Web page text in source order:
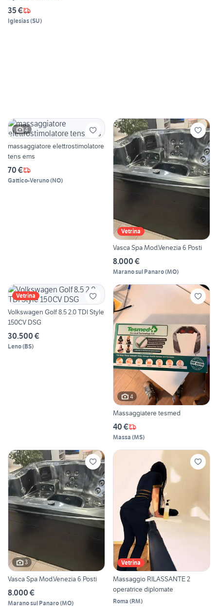
35 €
Iglesias(SU)
4
massaggiatore elettrostimolatore
tens ems
70 €
Gattico-Veruno(NO)
Vetrina
Vasca Spa Mod.Venezia 6 Posti
8.000 €
Marano sul Panaro(MO)
Vetrina
Volkswagen Golf 8.5 2.0 TDI Style
150CV DSG
30.500 €
Leno(BS)
4
Massaggiatere tesmed
40 €
Massa (MS)
3
Vasca Spa Mod.Venezia 6 Posti
8.000 €
Marano sul Panaro(MO)
Vetrina
Massaggio RILASSANTE 2
operatrice diplomate
Roma (RM)